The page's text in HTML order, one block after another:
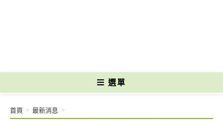
選單
首頁 > 最新消息 >